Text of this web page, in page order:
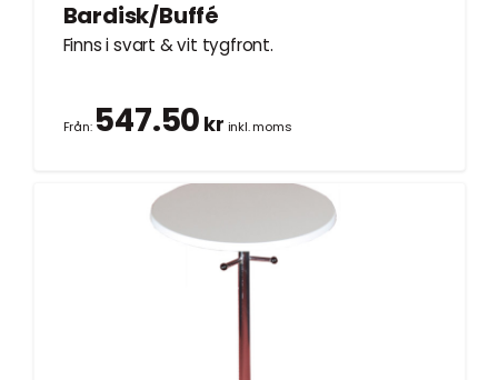
Bardisk/Buffé
Finns i svart & vit tygfront.
Från: 547.50 kr inkl. moms